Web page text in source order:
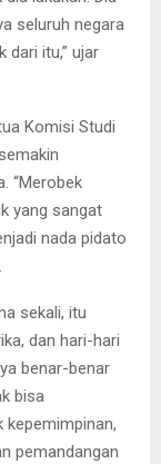
seluruh negara
dari itu,” ujar
Komisi Studi
“Merobek
yang sangat
nada pidato
sekali, itu
dan hari-hari
benar-benar
bisa
kepemimpinan,
pemandangan